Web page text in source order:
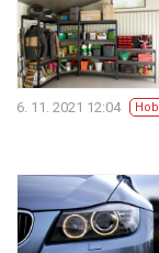
6. 11. 2021 12:04